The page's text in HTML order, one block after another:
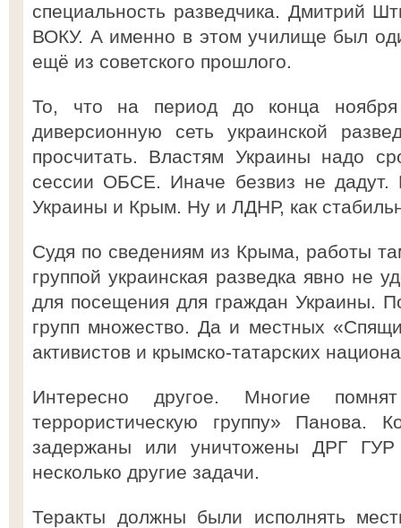
специальность разведчика. Дмитрий
ВОКУ. А именно в этом училище был
ещё из советского прошлого.
То, что на период до конца ноября
диверсионную сеть украинской
просчитать. Властям Украины надо
сессии ОБСЕ. Иначе безвиз не дадут.
Украины и Крым. Ну и ЛДНР, как
Судя по сведениям из Крыма, работы
группой украинская разведка явно не
для посещения для граждан Украины.
групп множество. Да и местных
активистов и крымско-татарских
Интересно другое. Многие
террористическую группу» Панова.
задержаны или уничтожены ДРГ
несколько другие задачи.
Теракты должны были исполнять